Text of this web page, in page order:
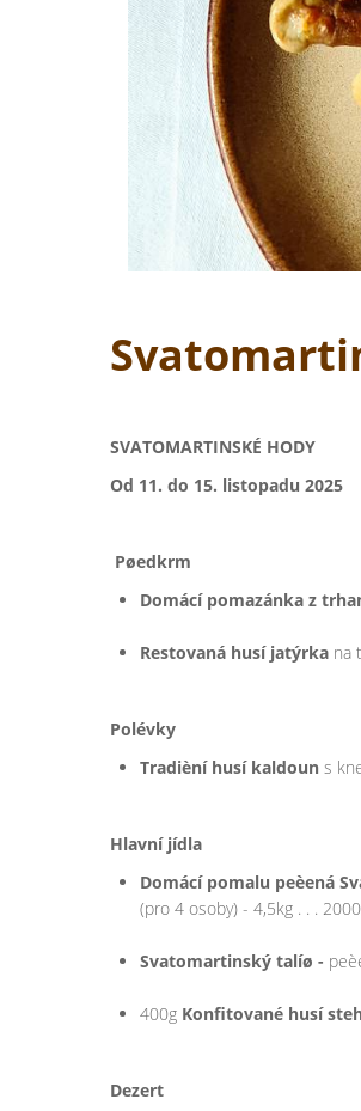
SVATOMARTINSKÉ HODY
Od 11. do 15. listopadu 2025
Pøedkrm
Domácí pomazánka z
Restovaná husí jatýrka na
Polévky
Tradièní husí kaldoun s
Hlavní jídla
Domácí pomalu peèená
(pro 4 osoby) - 4,5kg . . .
Svatomartinský talíø -
400g Konfitované husí
Dezert